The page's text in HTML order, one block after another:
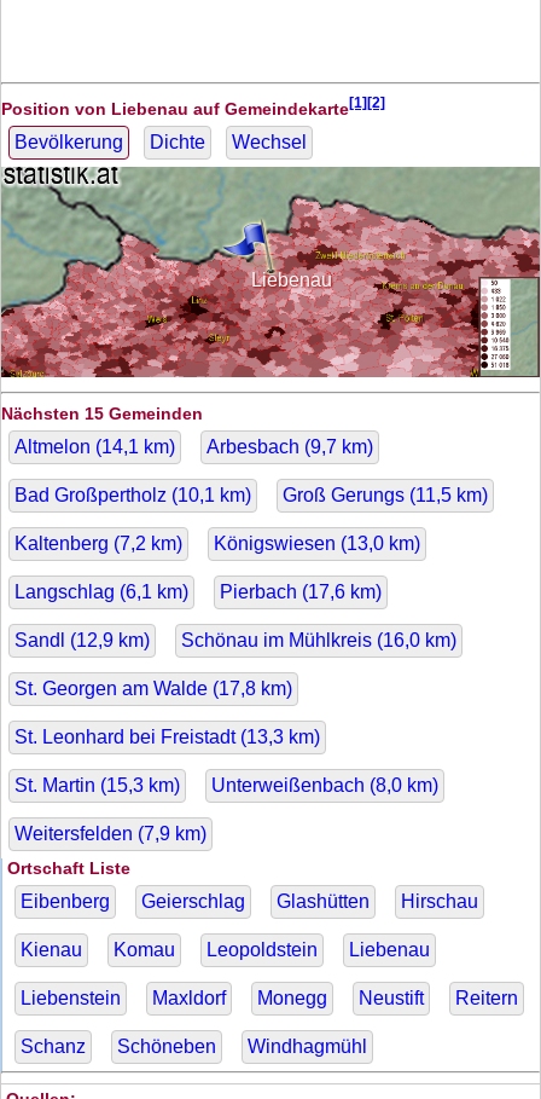
Position von Liebenau auf Gemeindekarte[1][2]
Bevölkerung Dichte Wechsel
Liebenau
Nächsten 15 Gemeinden
Altmelon (14,1 km) Arbesbach (9,7 km)
Bad Großpertholz (10,1 km) Groß Gerungs (11,5 km)
Kaltenberg (7,2 km) Königswiesen (13,0 km)
Langschlag (6,1 km) Pierbach (17,6 km)
Sandl (12,9 km) Schönau im Mühlkreis (16,0 km)
St. Georgen am Walde (17,8 km)
St. Leonhard bei Freistadt (13,3 km)
St. Martin (15,3 km) Unterweißenbach (8,0 km)
Weitersfelden (7,9 km)
Ortschaft Liste
Eibenberg Geierschlag Glashütten Hirschau
Kienau Komau Leopoldstein Liebenau
Liebenstein Maxldorf Monegg Neustift Reitern
Schanz Schöneben Windhagmühl